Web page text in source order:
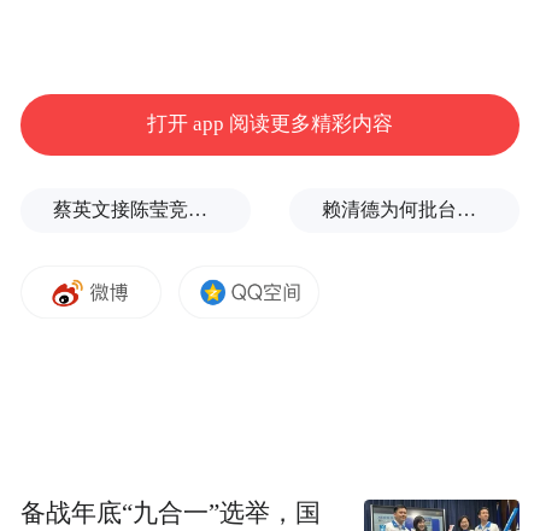
打开 app 阅读更多精彩内容
蔡英文接陈莹竞选总部主委？郭正亮爆玄机：她的谋划是陈其迈 赖清德为何批台中？岛内媒体人曝蔡英文让他压力大
备战年底“九合一”选举，国